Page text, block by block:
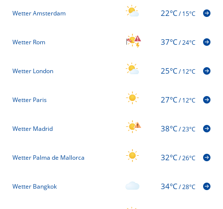
Wetter Amsterdam 22°C/15°C
Wetter Rom 37°C/24°C
Wetter London 25°C/12°C
Wetter Paris 27°C/12°C
Wetter Madrid 38°C/23°C
Wetter Palma de Mallorca 32°C/26°C
Wetter Bangkok 34°C/28°C